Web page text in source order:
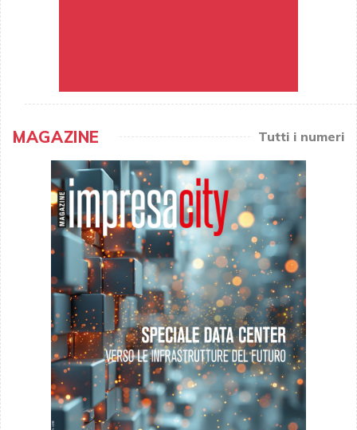
MAGAZINE Tutti i numeri